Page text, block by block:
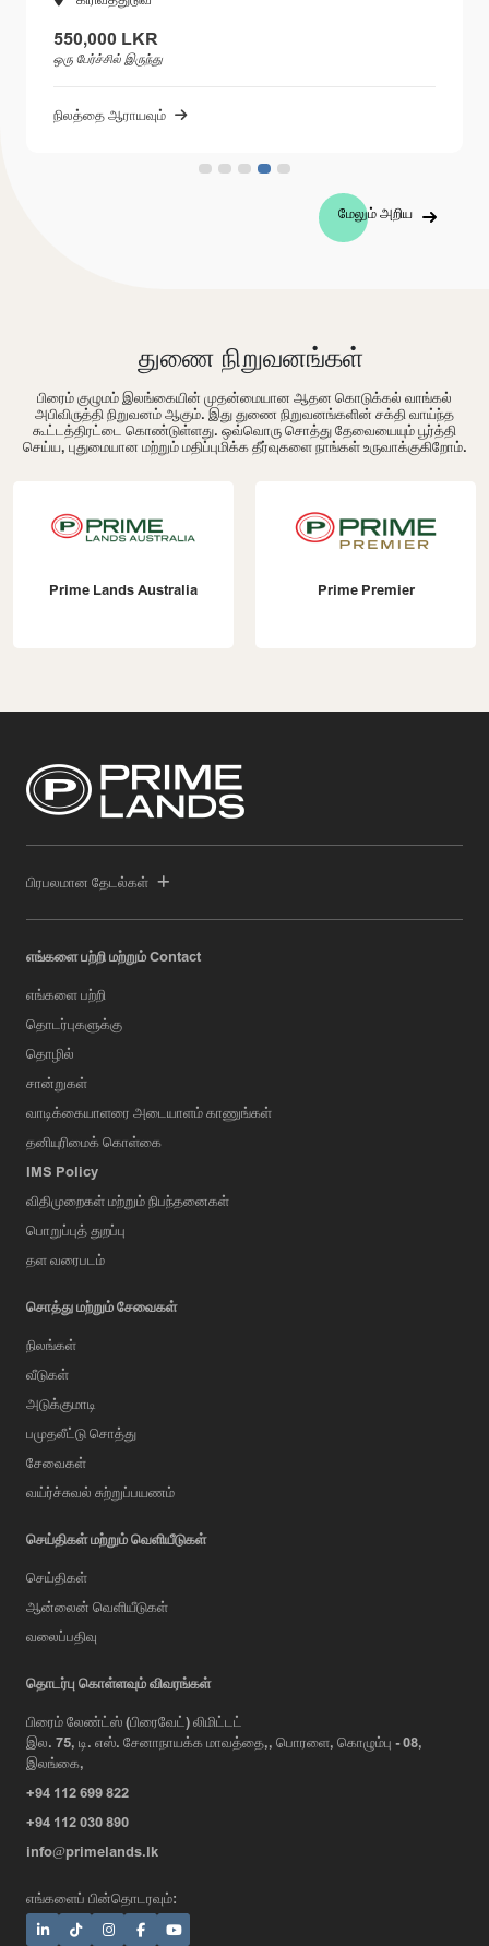
550,000 LKR
ஒரு பேர்ச்சில் இருந்து
நிலத்தை ஆராயவும்
மேலும் அறிய
துணை நிறுவனங்கள்
பிரைம் குழுமம் இலங்கையின் முதன்மையான ஆதன கொடுக்கல் வாங்கல்
அபிவிருத்தி நிறுவனம் ஆகும். இது துணை நிறுவனங்களின் சக்தி வாய்ந்த
கூட்டத்திரட்டை கொண்டுள்ளது. ஒவ்வொரு சொத்து தேவையையும் பூர்த்தி
செய்ய, புதுமையான மற்றும் மதிப்புமிக்க தீர்வுகளை நாங்கள் உருவாக்குகிறோம்.
Prime Lands Australia Prime Premier
பிரபலமான தேடல்கள்
எங்களை பற்றி மற்றும் Contact
எங்களை பற்றி
தொடர்புகளுக்கு
தொழில்
சான்றுகள்
வாடிக்கையாளரை அடையாளம் காணுங்கள்
தனியுரிமைக் கொள்கை
IMS Policy
விதிமுறைகள் மற்றும் நிபந்தனைகள்
பொறுப்புத் துறப்பு
தள வரைபடம்
சொத்து மற்றும் சேவைகள்
நிலங்கள்
வீடுகள்
அடுக்குமாடி
பமுதலீட்டு சொத்து
சேவைகள்
வய்ர்ச்சுவல் சுற்றுப்பயணம்
செய்திகள் மற்றும் வெளியீடுகள்
செய்திகள்
ஆன்லைன் வெளியீடுகள்
வலைப்பதிவு
தொடர்பு கொள்ளவும் விவரங்கள்
பிரைம் லேண்ட்ஸ் (பிரைவேட்) லிமிட்டட்
இல. 75, டி. எஸ். சேனாநாயக்க மாவத்தை,, பொரளை, கொழும்பு - 08,
இலங்கை,
+94 112 699 822
+94 112 030 890
info@primelands.lk
எங்களைப் பின்தொடரவும்: